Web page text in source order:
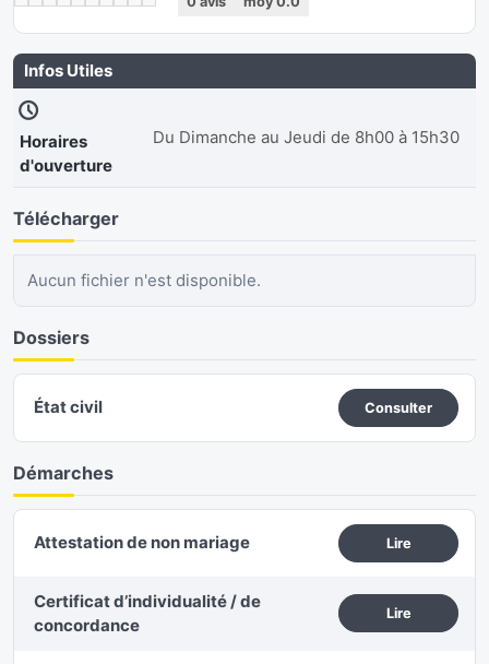
Infos Utiles
Horaires
d'ouverture
Du Dimanche au Jeudi de 8h00 à 15h30
Télécharger
Aucun fichier n'est disponible.
Dossiers
État civil Consulter
Démarches
Attestation de non mariage Lire
Certificat d’individualité / de
concordance
Lire